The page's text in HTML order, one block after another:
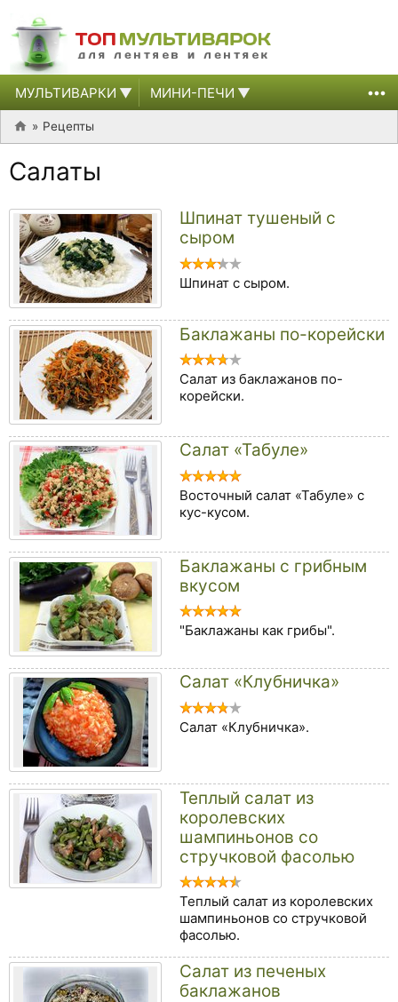
МУЛЬТИВАРКИ МИНИ-ПЕЧИ
Рецепты
Салаты
Шпинат тушеный с
сыром
Шпинат с сыром.
Баклажаны по-корейски
Салат из баклажанов по-
корейски.
Салат «Табуле»
Восточный салат «Табуле» с
кус-кусом.
Баклажаны с грибным
вкусом
"Баклажаны как грибы".
Салат «Клубничка»
Салат «Клубничка».
Теплый салат из
королевских
шампиньонов со
стручковой фасолью
Теплый салат из королевских
шампиньонов со стручковой
фасолью.
Салат из печеных
баклажанов